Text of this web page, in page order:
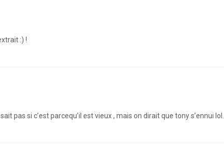
:) !
pas si c’est parcequ’il est vieux , mais on dirait que tony s’ennui lol.